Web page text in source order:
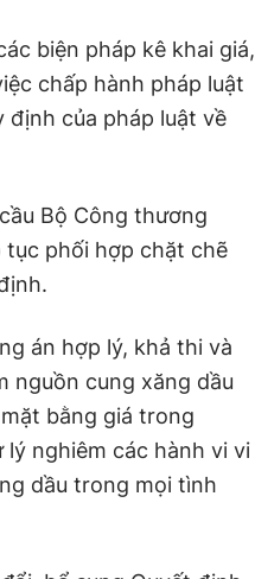
biện pháp kê khai giá,
chấp hành pháp luật
định của pháp luật về
Bộ Công thương
tục phối hợp chặt chẽ
án hợp lý, khả thi và
nguồn cung xăng dầu
bằng giá trong
nghiêm các hành vi vi
dầu trong mọi tình